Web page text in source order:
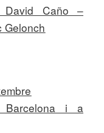
Caño –
Gelonch
i a